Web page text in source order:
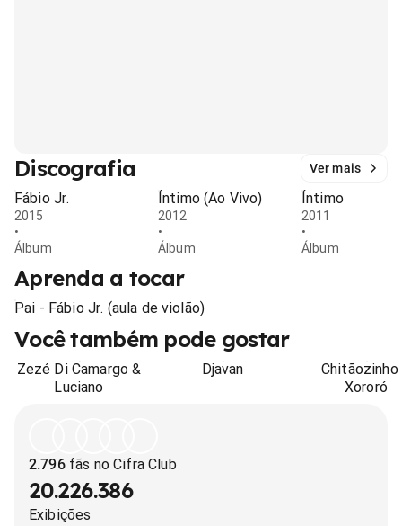
Discografia Ver mais
Fábio Jr.
2015
•
Álbum
Íntimo (Ao Vivo)
2012
•
Álbum
Íntimo
2011
•
Álbum
Aprenda a tocar
Pai - Fábio Jr. (aula de violão)
Você também pode gostar
Zezé Di Camargo &
Luciano
Djavan
Chitãozinho
Xororó
2.796fãs no Cifra Club
20.226.386
Exibições